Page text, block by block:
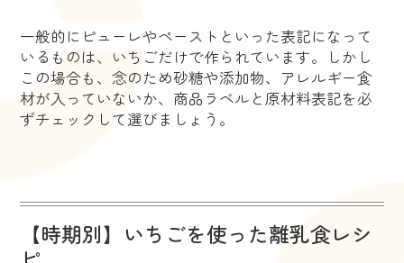
一般的にピューレやペーストといった表記になって
いるものは、いちごだけで作られています。しかし
この場合も、念のため砂糖や添加物、アレルギー食
材が入っていないか、商品ラベルと原材料表記を必
ずチェックして選びましょう。
【時期別】いちごを使った離乳食レシ